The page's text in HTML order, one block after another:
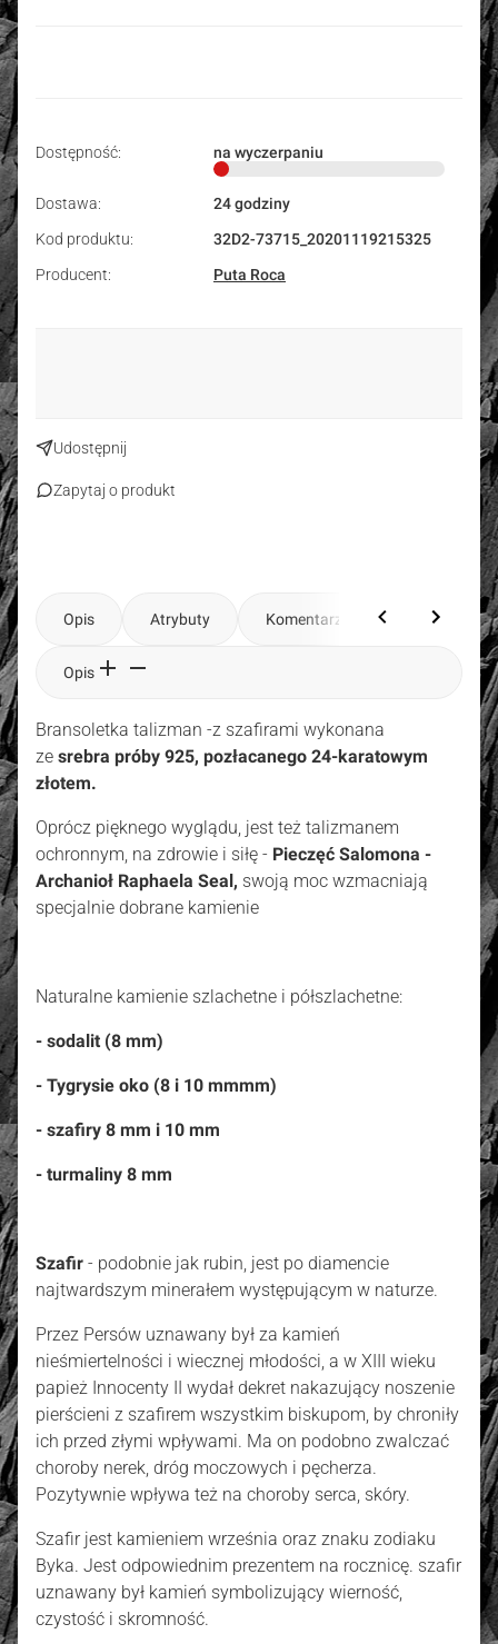
Dostępność: na wyczerpaniu
Dostawa:
24 godziny
Kod produktu:
32D2-73715_20201119215325
Producent:
Puta Roca
Udostępnij
Zapytaj o produkt
Opis Atrybuty Komentarze
Opis
Bransoletka talizman -z szafirami wykonana
ze srebra próby 925, pozłacanego 24-karatowym
złotem.
Oprócz pięknego wyglądu, jest też talizmanem
ochronnym, na zdrowie i siłę - Pieczęć Salomona -
Archanioł Raphaela Seal, swoją moc wzmacniają
specjalnie dobrane kamienie
Naturalne kamienie szlachetne i półszlachetne:
- sodalit (8 mm)
- Tygrysie oko (8 i 10 mmmm)
- szafiry 8 mm i 10 mm
- turmaliny 8 mm
Szafir - podobnie jak rubin, jest po diamencie
najtwardszym minerałem występującym w naturze.
Przez Persów uznawany był za kamień
nieśmiertelności i wiecznej młodości, a w XIII wieku
papież Innocenty II wydał dekret nakazujący noszenie
pierścieni z szafirem wszystkim biskupom, by chroniły
ich przed złymi wpływami. Ma on podobno zwalczać
choroby nerek, dróg moczowych i pęcherza.
Pozytywnie wpływa też na choroby serca, skóry.
Szafir jest kamieniem września oraz znaku zodiaku
Byka. Jest odpowiednim prezentem na rocznicę. szafir
uznawany był kamień symbolizujący wierność,
czystość i skromność.